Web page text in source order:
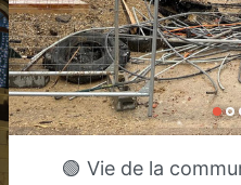
🟢 Vie de la